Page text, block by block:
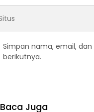
Simpan nama, email,
berikutnya.
Baca Juga